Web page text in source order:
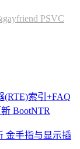
PSVC
(RTE)索引+FAQ
BootNTR
金手指与显示插